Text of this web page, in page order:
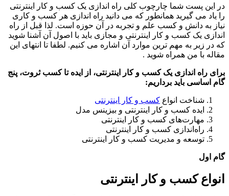
در این پست شما چارچوب کلی راه اندازی یک کسب و کار اینترنتی
را یاد می گیرید همانطور که می دانید راه اندازی هر کسب و کاری
نیاز به دانش و کسب علم و تجربه در آن حوزه است. لذا قبل از راه
اندازی یک کسب و کار اینترنتی و مجازی باید با اصول آن آشنا شوید
که در زیر به مهم ترین موارد آن اشاره می کنیم. لطفا تا انتهای این
مقاله با من همراه شوید .
برای راه اندازی یک کسب و کار اینترنتی، از ایده تا کسب ثروت، پنج
گام اساسی باید برداریم:
شناخت انواع کسب و کار اینترنتی
ایده‌ کسب و کار اینترنتی و بیزینس مدل
مهارت‌های کسب و کار اینترنتی
راه‌اندازی کسب و کار اینترنتی
توسعه و مدیریت کسب و کار اینترنتی
گام اول
انواع کسب و کار اینترنتی